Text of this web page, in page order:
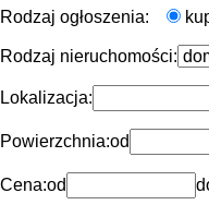
Rodzaj ogłoszenia:
Rodzaj nieruchomości:
Lokalizacja:
Powierzchnia:od
Cena:od